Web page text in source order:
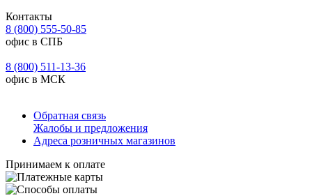
Контакты
8 (800) 555-50-85
офис в СПБ
8 (800) 511-13-36
офис в МСК
Обратная связь
Жалобы и предложения
Адреса розничных магазинов
Принимаем к оплате